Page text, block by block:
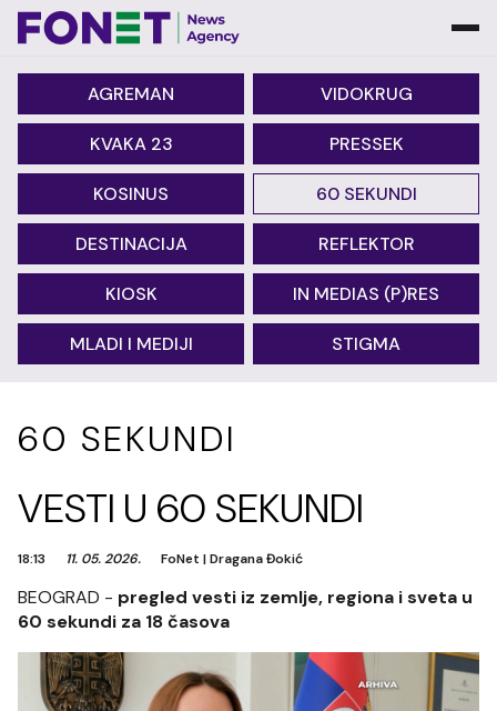
AGREMAN VIDOKRUG
KVAKA 23 PRESSEK
KOSINUS 60 SEKUNDI
DESTINACIJA REFLEKTOR
KIOSK IN MEDIAS (P)RES
MLADI I MEDIJI STIGMA
60 SEKUNDI
VESTI U 60 SEKUNDI
18:13 11. 05. 2026. FoNet |Dragana Đokić
BEOGRAD - pregled vesti iz zemlje, regiona i sveta u
60 sekundi za 18 časova